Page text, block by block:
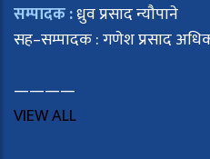
सम्पादक :ध्रुव प्रसाद न्यौपाने
सह–सम्पादक : गणेश प्रसाद
————
VIEW ALL